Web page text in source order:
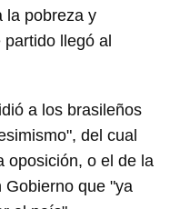
la pobreza y
llegó al
a los brasileños
del cual
oposición, o el de la
Gobierno que "ya